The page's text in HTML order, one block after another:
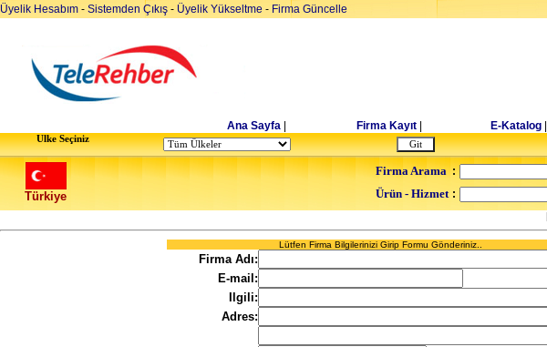
Üyelik Hesabım - Sistemden Çıkış - Üyelik Yükseltme - Firma Güncelle
Ana Sayfa Firma Kayıt E-Katalog
Ulke Seçiniz
Türkiye
Firma Arama :
Ürün - Hizmet :
Lütfen Firma Bilgilerinizi Girip Formu Gönderiniz..
Firma Adı:
E-mail:
Ilgili:
Adres: